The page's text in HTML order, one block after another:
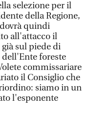
selezione per il
della Regione,
quindi
all'attacco il
sul piede di
foreste
commissariare
il Consiglio che
siamo in un
l'esponente